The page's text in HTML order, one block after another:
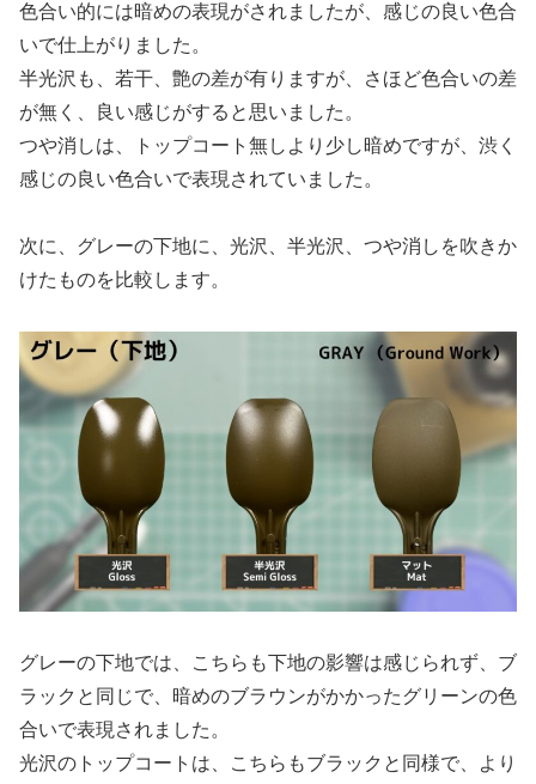
色合い的には暗めの表現がされましたが、感じの良い色合
いで仕上がりました。
半光沢も、若干、艶の差が有りますが、さほど色合いの差
が無く、良い感じがすると思いました。
つや消しは、トップコート無しより少し暗めですが、渋く
感じの良い色合いで表現されていました。
次に、グレーの下地に、光沢、半光沢、つや消しを吹きか
けたものを比較します。
グレーの下地では、こちらも下地の影響は感じられず、ブ
ラックと同じで、暗めのブラウンがかかったグリーンの色
合いで表現されました。
光沢のトップコートは、こちらもブラックと同様で、より